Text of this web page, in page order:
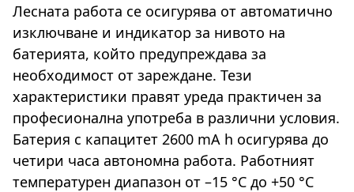
Лесната работа се осигурява от автоматично
изключване и индикатор за нивото на
батерията, който предупреждава за
необходимост от зареждане. Тези
характеристики правят уреда практичен за
професионална употреба в различни условия.
Батерия с капацитет 2600 mA h осигурява до
четири часа автономна работа. Работният
температурен диапазон от –15 °C до +50 °C